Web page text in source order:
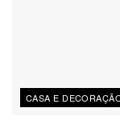
CASA E